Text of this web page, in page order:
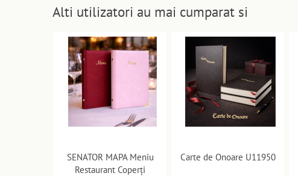
Alti utilizatori au mai cumparat si
SENATOR MAPA Meniu
Restaurant Coperți
Carte de Onoare U11950